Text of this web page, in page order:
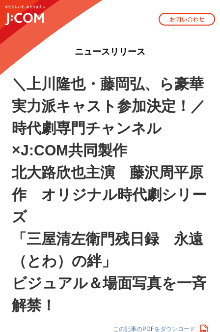
お問い合わせ
ニュースリリース
＼上川隆也・藤岡弘、ら豪華
実力派キャスト参加決定！／
時代劇専門チャンネル
×J:COM共同製作
北大路欣也主演 藤沢周平原
作 オリジナル時代劇シリー
ズ
「三屋清左衛門残日録 永遠
（とわ）の絆」
ビジュアル＆場面写真を一斉
解禁！
この記事のPDFをダウンロード